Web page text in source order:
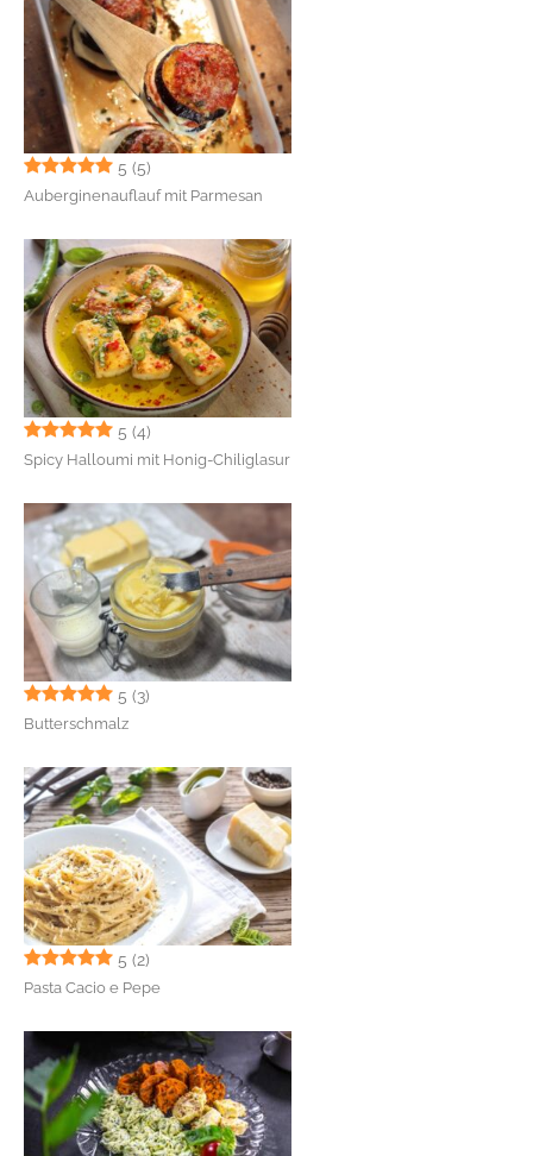
5 (5)
Auberginenauflauf mit Parmesan
5 (4)
Spicy Halloumi mit Honig-Chiliglasur
5 (3)
Butterschmalz
5 (2)
Pasta Cacio e Pepe